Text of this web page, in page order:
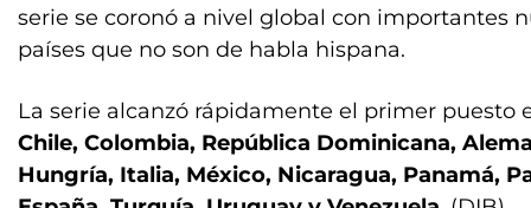
serie se coronó a nivel global con importantes
países que no son de habla hispana.
La serie alcanzó rápidamente el primer puesto
Chile, Colombia, República Dominicana,
Hungría, Italia, México, Nicaragua, Panamá,